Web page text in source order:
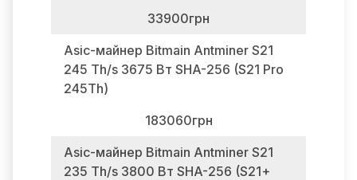
33900грн
Asic-майнер Bitmain Antminer S21
245 Th/s 3675 Вт SHA-256 (S21 Pro
245Th)
183060грн
Asic-майнер Bitmain Antminer S21
235 Th/s 3800 Вт SHA-256 (S21+